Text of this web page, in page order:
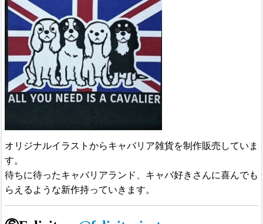
オリジナルイラストからキャバリア雑貨を制作販売していま
す。
待ちに待ったキャバリアランド、キャバ好きさんに喜んでも
らえるような新作持っていきます。